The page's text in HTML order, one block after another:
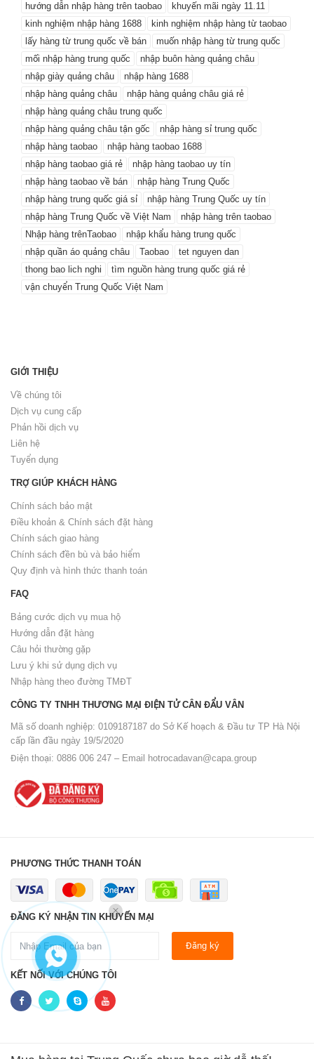
hướng dẫn nhập hàng trên taobao
khuyến mãi ngày 11.11
kinh nghiệm nhập hàng 1688
kinh nghiệm nhập hàng từ taobao
lấy hàng từ trung quốc về bán
muốn nhập hàng từ trung quốc
mối nhập hàng trung quốc
nhập buôn hàng quảng châu
nhập giày quảng châu
nhập hàng 1688
nhập hàng quảng châu
nhập hàng quảng châu giá rẻ
nhập hàng quảng châu trung quốc
nhập hàng quảng châu tận gốc
nhập hàng sỉ trung quốc
nhập hàng taobao
nhập hàng taobao 1688
nhập hàng taobao giá rẻ
nhập hàng taobao uy tín
nhập hàng taobao về bán
nhập hàng Trung Quốc
nhập hàng trung quốc giá sỉ
nhập hàng Trung Quốc uy tín
nhập hàng Trung Quốc về Việt Nam
nhập hàng trên taobao
Nhập hàng trênTaobao
nhập khẩu hàng trung quốc
nhập quần áo quảng châu
Taobao
tet nguyen dan
thong bao lich nghi
tìm nguồn hàng trung quốc giá rẻ
vận chuyển Trung Quốc Việt Nam
GIỚI THIỆU
Về chúng tôi
Dịch vụ cung cấp
Phản hồi dịch vụ
Liên hệ
Tuyển dụng
TRỢ GIÚP KHÁCH HÀNG
Chính sách bảo mật
Điều khoản & Chính sách đặt hàng
Chính sách giao hàng
Chính sách đền bù và bảo hiểm
Quy định và hình thức thanh toán
FAQ
Bảng cước dịch vụ mua hộ
Hướng dẫn đặt hàng
Câu hỏi thường gặp
Lưu ý khi sử dụng dịch vụ
Nhập hàng theo đường TMĐT
CÔNG TY TNHH THƯƠNG MẠI ĐIỆN TỬ CÂN ĐẨU VÂN
Mã số doanh nghiệp: 0109187187 do Sở Kế hoạch & Đầu tư TP Hà Nội
cấp lần đầu ngày 19/5/2020
Điện thoại: 0886 006 247 – Email
hotrocadavan@capa.group
PHƯƠNG THỨC THANH TOÁN
ĐĂNG KÝ NHẬN TIN KHUYẾN MẠI
Đăng ký
KẾT NỐI VỚI CHÚNG TÔI